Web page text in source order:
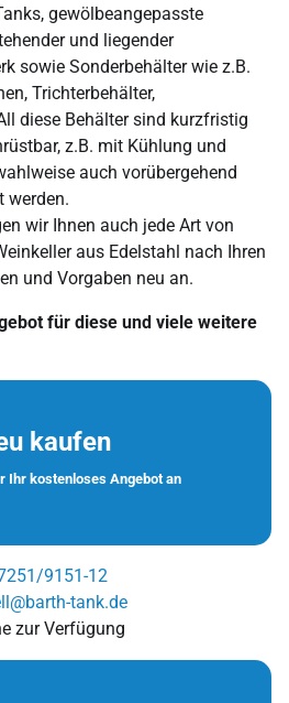
gewölbeangepasste
und liegender
sowie Sonderbehälter wie z.B.
Trichterbehälter,
diese Behälter sind kurzfristig
z.B. mit Kühlung und
auch vorübergehend
werden.
wir Ihnen auch jede Art von
aus Edelstahl nach Ihren
und Vorgaben neu an.
für diese und viele weitere
kaufen
Ihr kostenloses Angebot an
9151-12
tank.de
zur Verfügung